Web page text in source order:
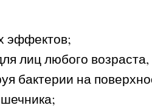
эффектов;
лиц любого возраста,
бактерии на